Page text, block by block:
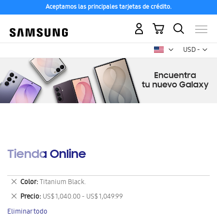
Aceptamos las principales tarjetas de crédito.
USD -
dólar
Mi carrito
Tienda Online
Color Titanium Black.
Eliminar
este
artículo
Precio US$ 1,040.00 - US$ 1,049.99
Eliminar
este
Eliminar todo